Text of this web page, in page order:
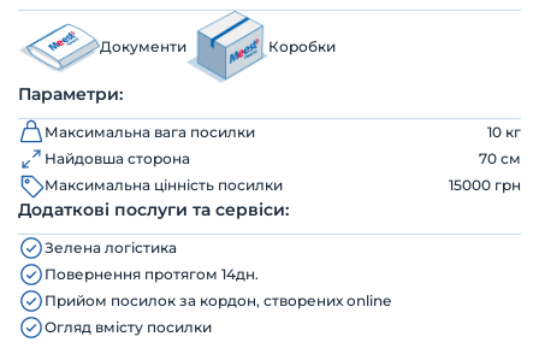
Документи Коробки
Параметри:
Максимальна вага посилки
10 кг
Найдовша сторона
70 см
Максимальна цінність посилки
15000 грн
Додаткові послуги та сервіси:
Зелена логістика
Повернення протягом 14дн.
Прийом посилок за кордон, створених online
Огляд вмісту посилки